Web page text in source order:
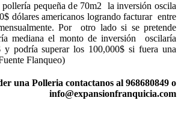
pollería pequeña de 70m2 la inversión oscila
dólares americanos logrando facturar entre
Por otro lado si se pretende
mediana el monto de inversión oscilaría
y podría superar los 100,000$ si fuera una
Flanqueo)
una Polleria contactanos al 968680849 o
info@expansionfranquicia.com